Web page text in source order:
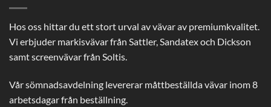
Hos oss hittar du ett stort urval av vävar av premiumkvalitet.
Vi erbjuder markisvävar från Sattler, Sandatex och Dickson
samt screenvävar från Soltis.
Vår sömnadsavdelning levererar måttbeställda vävar inom 8
arbetsdagar från beställning.